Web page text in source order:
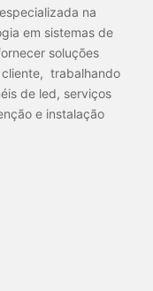
na
em sistemas de
soluções
trabalhando
de led, serviços
e instalação